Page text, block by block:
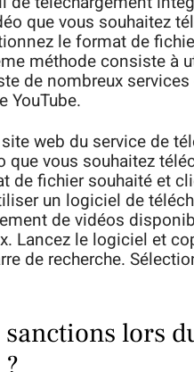
que vous souhaitez
le format de
méthode consiste à
de nombreux
YouTube.
web du service de
que vous souhaitez
de fichier souhaité et
un logiciel de
de vidéos
Lancez le logiciel et
de recherche.
lors